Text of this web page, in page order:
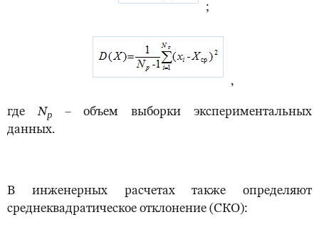
;
,
гдеNp– объем выборки экспериментальных
данных.
В инженерных расчетах также определяют
среднеквадратическое отклонение (СКО):